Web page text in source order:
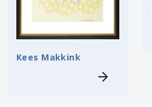
Kees Makkink